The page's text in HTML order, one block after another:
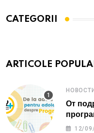
CATEGORII
ARTICOLE
НОВОСТИ
От
12/